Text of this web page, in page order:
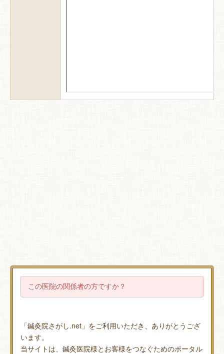
この医院の関係者の方ですか？
「鍼灸院さがし.net」をご利用いただき、ありがとうござ
います。
当サイトは、鍼灸医院様とお客様をつなぐためのポータル